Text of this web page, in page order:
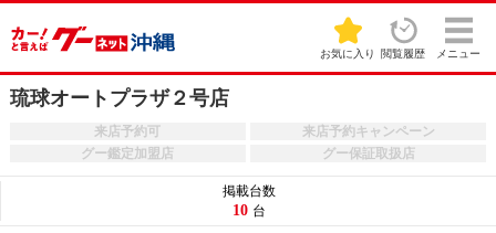
お気に入り 閲覧履歴 メニュー
琉球オートプラザ２号店
来店予約可
来店予約キャンペーン
グー鑑定加盟店
グー保証取扱店
掲載台数
10 台